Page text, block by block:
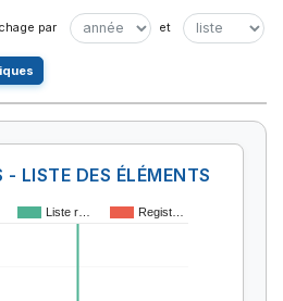
LISTE DES ÉLÉMENTS
Liste r… Regist…